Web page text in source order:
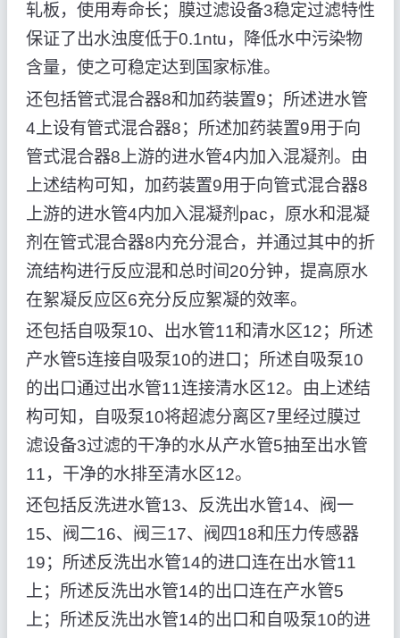
轧板，使用寿命长；膜过滤设备3稳定过滤特性
保证了出水浊度低于0.1ntu，降低水中污染物
含量，使之可稳定达到国家标准。
还包括管式混合器8和加药装置9；所述进水管
4上设有管式混合器8；所述加药装置9用于向
管式混合器8上游的进水管4内加入混凝剂。由
上述结构可知，加药装置9用于向管式混合器8
上游的进水管4内加入混凝剂pac，原水和混凝
剂在管式混合器8内充分混合，并通过其中的折
流结构进行反应混和总时间20分钟，提高原水
在絮凝反应区6充分反应絮凝的效率。
还包括自吸泵10、出水管11和清水区12；所述
产水管5连接自吸泵10的进口；所述自吸泵10
的出口通过出水管11连接清水区12。由上述结
构可知，自吸泵10将超滤分离区7里经过膜过
滤设备3过滤的干净的水从产水管5抽至出水管
11，干净的水排至清水区12。
还包括反洗进水管13、反洗出水管14、阀一
15、阀二16、阀三17、阀四18和压力传感器
19；所述反洗出水管14的进口连在出水管11
上；所述反洗出水管14的出口连在产水管5
上；所述反洗出水管14的出口和自吸泵10的进